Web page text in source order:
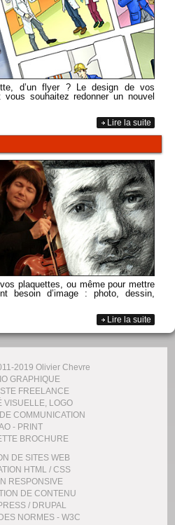
d’un flyer ? Le design de vos
souhaitez redonner un nouvel
Lire la suite
plaquettes, ou même pour mettre
besoin d’image : photo, dessin,
Lire la suite
2019 Olivier Chevre
GRAPHIQUE
FREELANCE
VISUELLE, LOGO
COMMUNICATION
- PRINT
BROCHURE
DE SITES WEB
HTML / CSS
RESPONSIVE
DE CONTENU
/ DRUPAL
NORMES - W3C